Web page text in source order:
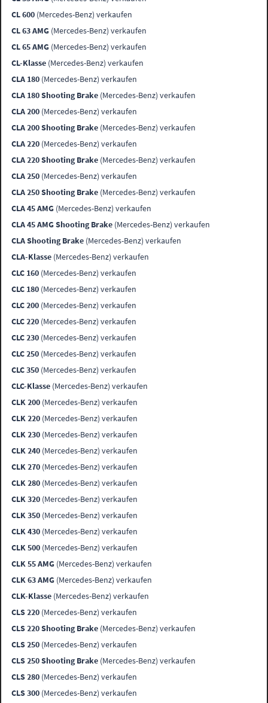
CL 600 (Mercedes-Benz) verkaufen
CL 63 AMG (Mercedes-Benz) verkaufen
CL 65 AMG (Mercedes-Benz) verkaufen
CL-Klasse (Mercedes-Benz) verkaufen
CLA 180 (Mercedes-Benz) verkaufen
CLA 180 Shooting Brake (Mercedes-Benz) verkaufen
CLA 200 (Mercedes-Benz) verkaufen
CLA 200 Shooting Brake (Mercedes-Benz) verkaufen
CLA 220 (Mercedes-Benz) verkaufen
CLA 220 Shooting Brake (Mercedes-Benz) verkaufen
CLA 250 (Mercedes-Benz) verkaufen
CLA 250 Shooting Brake (Mercedes-Benz) verkaufen
CLA 45 AMG (Mercedes-Benz) verkaufen
CLA 45 AMG Shooting Brake (Mercedes-Benz) verkaufen
CLA Shooting Brake (Mercedes-Benz) verkaufen
CLA-Klasse (Mercedes-Benz) verkaufen
CLC 160 (Mercedes-Benz) verkaufen
CLC 180 (Mercedes-Benz) verkaufen
CLC 200 (Mercedes-Benz) verkaufen
CLC 220 (Mercedes-Benz) verkaufen
CLC 230 (Mercedes-Benz) verkaufen
CLC 250 (Mercedes-Benz) verkaufen
CLC 350 (Mercedes-Benz) verkaufen
CLC-Klasse (Mercedes-Benz) verkaufen
CLK 200 (Mercedes-Benz) verkaufen
CLK 220 (Mercedes-Benz) verkaufen
CLK 230 (Mercedes-Benz) verkaufen
CLK 240 (Mercedes-Benz) verkaufen
CLK 270 (Mercedes-Benz) verkaufen
CLK 280 (Mercedes-Benz) verkaufen
CLK 320 (Mercedes-Benz) verkaufen
CLK 350 (Mercedes-Benz) verkaufen
CLK 430 (Mercedes-Benz) verkaufen
CLK 500 (Mercedes-Benz) verkaufen
CLK 55 AMG (Mercedes-Benz) verkaufen
CLK 63 AMG (Mercedes-Benz) verkaufen
CLK-Klasse (Mercedes-Benz) verkaufen
CLS 220 (Mercedes-Benz) verkaufen
CLS 220 Shooting Brake (Mercedes-Benz) verkaufen
CLS 250 (Mercedes-Benz) verkaufen
CLS 250 Shooting Brake (Mercedes-Benz) verkaufen
CLS 280 (Mercedes-Benz) verkaufen
CLS 300 (Mercedes-Benz) verkaufen